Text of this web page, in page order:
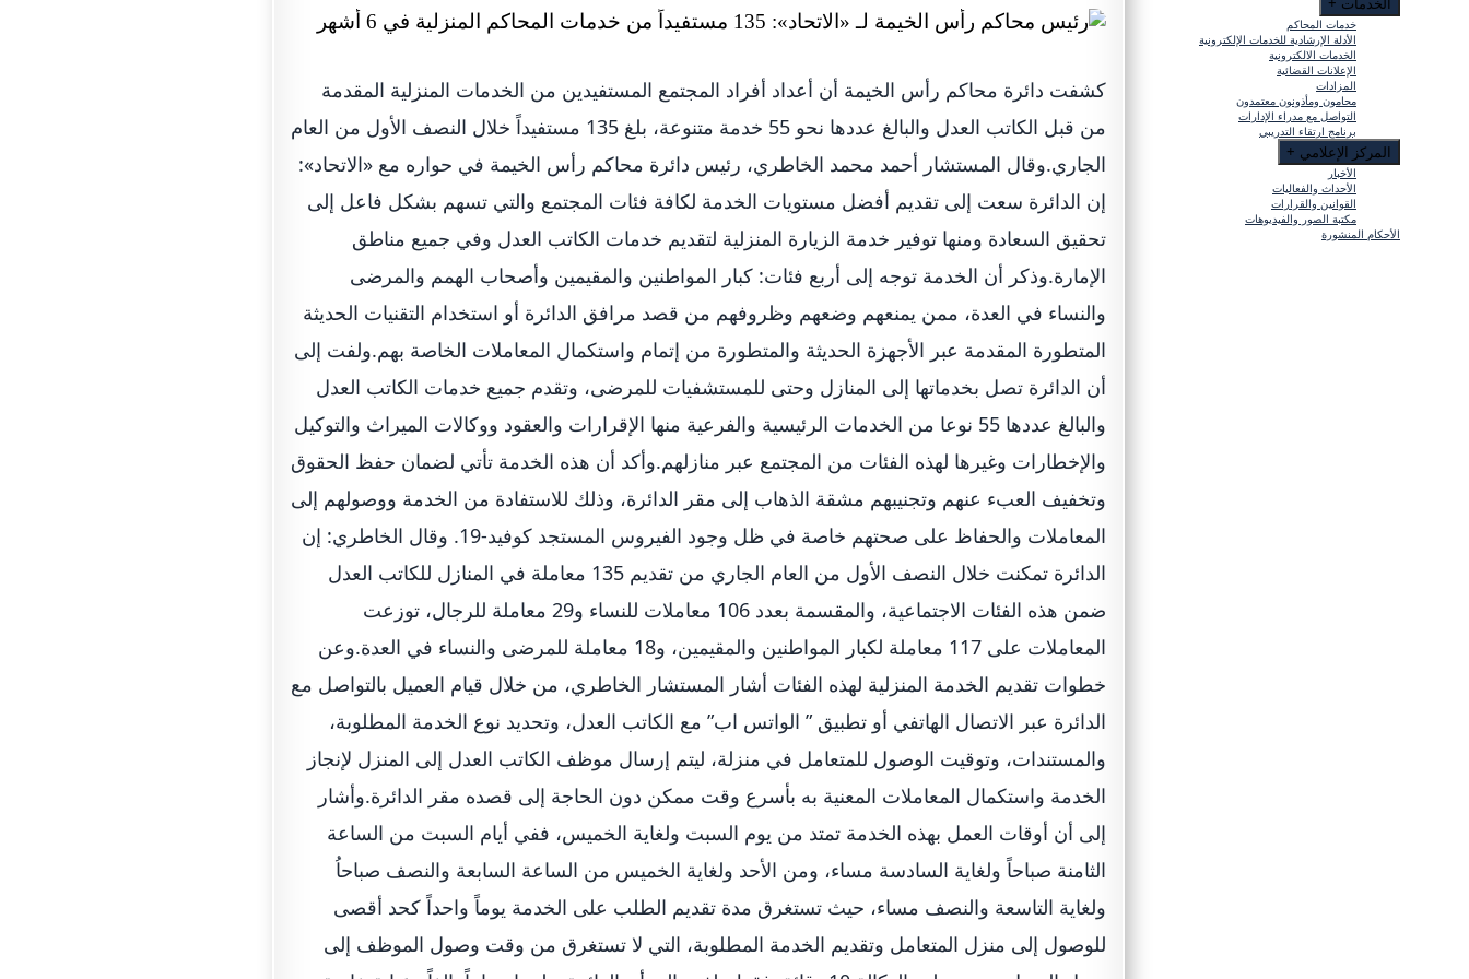
خدمات المحاكم
الأدلة الإرشادية للخدمات الإلكترونية
الخدمات الالكترونية
الإعلانات القضائية
المزادات
محامون ومأذونون معتمدون
التواصل مع مدراء الإدارات
برنامج ارتقاء التدريبي
المركز الإعلامي +
الأخبار
الأحداث والفعاليات
القوانين والقرارات
مكتبة الصور والفيديوهات
الأحكام المنشورة
كشفت دائرة محاكم رأس الخيمة أن أعداد أفراد المجتمع المستفيدين من الخدمات المنزلية المقدمة
من قبل الكاتب العدل والبالغ عددها نحو 55 خدمة متنوعة، بلغ 135 مستفيداً خلال النصف الأول من العام
الجاري.وقال المستشار أحمد محمد الخاطري، رئيس دائرة محاكم رأس الخيمة في حواره مع «الاتحاد»:
إن الدائرة سعت إلى تقديم أفضل مستويات الخدمة لكافة فئات المجتمع والتي تسهم بشكل فاعل إلى
تحقيق السعادة ومنها توفير خدمة الزيارة المنزلية لتقديم خدمات الكاتب العدل وفي جميع مناطق
الإمارة.وذكر أن الخدمة توجه إلى أربع فئات: كبار المواطنين والمقيمين وأصحاب الهمم والمرضى
والنساء في العدة، ممن يمنعهم وضعهم وظروفهم من قصد مرافق الدائرة أو استخدام التقنيات الحديثة
المتطورة المقدمة عبر الأجهزة الحديثة والمتطورة من إتمام واستكمال المعاملات الخاصة بهم.ولفت إلى
أن الدائرة تصل بخدماتها إلى المنازل وحتى للمستشفيات للمرضى، وتقدم جميع خدمات الكاتب العدل
والبالغ عددها 55 نوعا من الخدمات الرئيسية والفرعية منها الإقرارات والعقود ووكالات الميراث والتوكيل
والإخطارات وغيرها لهذه الفئات من المجتمع عبر منازلهم.وأكد أن هذه الخدمة تأتي لضمان حفظ الحقوق
وتخفيف العبء عنهم وتجنيبهم مشقة الذهاب إلى مقر الدائرة، وذلك للاستفادة من الخدمة ووصولهم إلى
المعاملات والحفاظ على صحتهم خاصة في ظل وجود الفيروس المستجد كوفيد-19. وقال الخاطري: إن
الدائرة تمكنت خلال النصف الأول من العام الجاري من تقديم 135 معاملة في المنازل للكاتب العدل
ضمن هذه الفئات الاجتماعية، والمقسمة بعدد 106 معاملات للنساء و29 معاملة للرجال، توزعت
المعاملات على 117 معاملة لكبار المواطنين والمقيمين، و18 معاملة للمرضى والنساء في العدة.وعن
خطوات تقديم الخدمة المنزلية لهذه الفئات أشار المستشار الخاطري، من خلال قيام العميل بالتواصل مع
الدائرة عبر الاتصال الهاتفي أو تطبيق ” الواتس اب” مع الكاتب العدل، وتحديد نوع الخدمة المطلوبة،
والمستندات، وتوقيت الوصول للمتعامل في منزلة، ليتم إرسال موظف الكاتب العدل إلى المنزل لإنجاز
الخدمة واستكمال المعاملات المعنية به بأسرع وقت ممكن دون الحاجة إلى قصده مقر الدائرة.وأشار
إلى أن أوقات العمل بهذه الخدمة تمتد من يوم السبت ولغاية الخميس، ففي أيام السبت من الساعة
الثامنة صباحاً ولغاية السادسة مساء، ومن الأحد ولغاية الخميس من الساعة السابعة والنصف صباحاُ
ولغاية التاسعة والنصف مساء، حيث تستغرق مدة تقديم الطلب على الخدمة يوماً واحداً كحد أقصى
للوصول إلى منزل المتعامل وتقديم الخدمة المطلوبة، التي لا تستغرق من وقت وصول الموظف إلى